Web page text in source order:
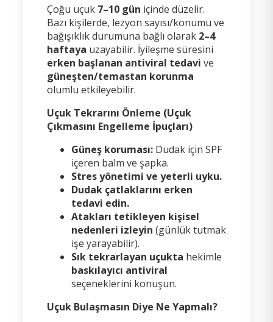
Çoğu uçuk 7–10 gün içinde düzelir.
Bazı kişilerde, lezyon sayısı/konumu ve
bağışıklık durumuna bağlı olarak 2–4
haftaya uzayabilir. İyileşme süresini
erken başlanan antiviral tedavi ve
güneşten/temastan korunma
olumlu etkileyebilir.
Uçuk Tekrarını Önleme (Uçuk
Çıkmasını Engelleme İpuçları)
Güneş koruması:Dudak için SPF
içeren balm ve şapka.
Stres yönetimi ve yeterli uyku.
Dudak çatlaklarını erken
tedavi edin.
Atakları tetikleyen kişisel
nedenleri izleyin (günlük tutmak
işe yarayabilir).
Sık tekrarlayan uçukta hekimle
baskılayıcı antiviral
seçeneklerini konuşun.
Uçuk Bulaşmasın Diye Ne Yapmalı?